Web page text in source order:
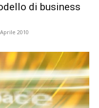
di business
2010